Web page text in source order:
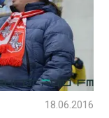
18.06.2016